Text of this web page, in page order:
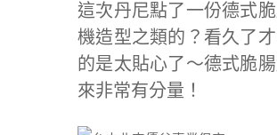
這次丹尼點了一份德式
機造型之類的？看久了
的是太貼心了～德式脆
來非常有分量！